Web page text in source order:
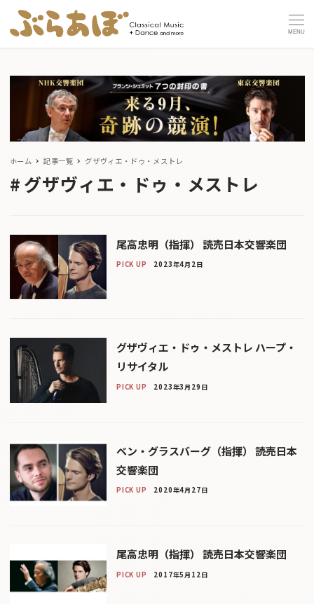
MENU
ホーム 記事一覧 グザヴィエ・ドゥ・メストレ
グザヴィエ・ドゥ・メストレ
尾高忠明（指揮） 読売日本交響楽団
PICK UP 2023年4月2日
グザヴィエ・ドゥ・メストレ ハープ・
リサイタル
PICK UP 2023年3月29日
ベン・グラスバーグ（指揮） 読売日本
交響楽団
PICK UP 2020年4月27日
尾高忠明（指揮） 読売日本交響楽団
PICK UP 2017年5月12日